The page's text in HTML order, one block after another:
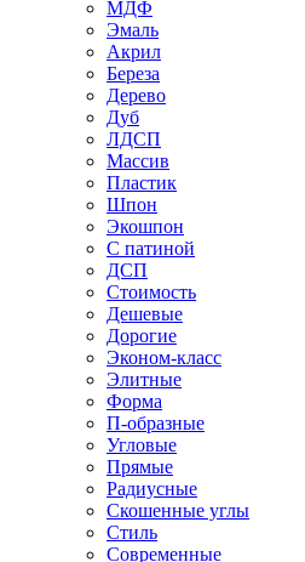
МДФ
Эмаль
Акрил
Береза
Дерево
Дуб
ЛДСП
Массив
Пластик
Шпон
Экошпон
С патиной
ДСП
Стоимость
Дешевые
Дорогие
Эконом-класс
Элитные
Форма
П-образные
Угловые
Прямые
Радиусные
Скошенные углы
Стиль
Современные